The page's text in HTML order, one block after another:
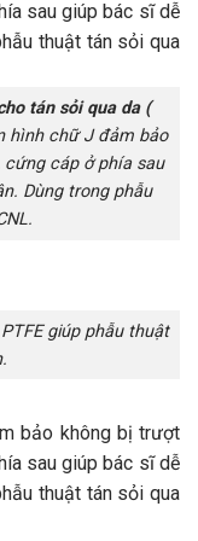
tán sỏi qua da (
hình chữ J đảm bảo
cáp ở phía sau
Dùng trong phẫu
giúp phẫu thuật
bảo không bị trượt
sau giúp bác sĩ dễ
thuật tán sỏi qua